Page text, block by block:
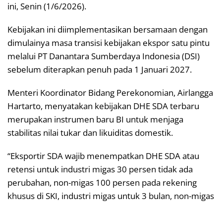
ini, Senin (1/6/2026).
Kebijakan ini diimplementasikan bersamaan dengan
dimulainya masa transisi kebijakan ekspor satu pintu
melalui PT Danantara Sumberdaya Indonesia (DSI)
sebelum diterapkan penuh pada 1 Januari 2027.
Menteri Koordinator Bidang Perekonomian, Airlangga
Hartarto, menyatakan kebijakan DHE SDA terbaru
merupakan instrumen baru BI untuk menjaga
stabilitas nilai tukar dan likuiditas domestik.
“Eksportir SDA wajib menempatkan DHE SDA atau
retensi untuk industri migas 30 persen tidak ada
perubahan, non-migas 100 persen pada rekening
khusus di SKI, industri migas untuk 3 bulan, non-migas